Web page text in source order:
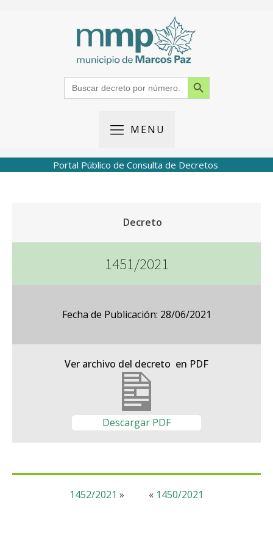
Search
for:
Search Button
MENU
Portal Público de Consulta de Decretos
Decreto
1451/2021
Fecha de Publicación: 28/06/2021
Ver archivo del decreto en PDF
Descargar PDF
« 1450/2021
1452/2021 »